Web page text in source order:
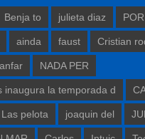
Benja to julieta diaz
ainda faust Cristian
NADA PER
inaugura la temporada d
Las pelota joaquin del